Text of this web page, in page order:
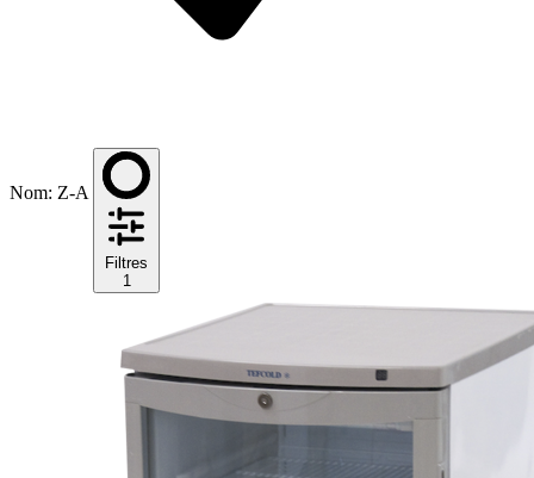
Nom: Z-A
Filtres
1